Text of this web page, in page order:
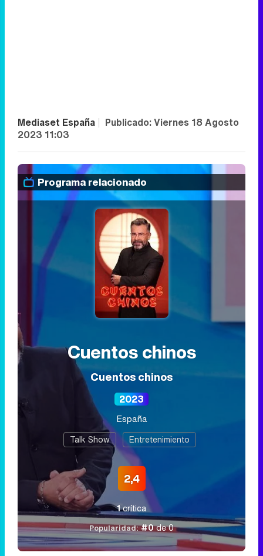
Mediaset España | Publicado:Viernes 18 Agosto
2023 11:03
Programa relacionado
Cuentos chinos
Cuentos chinos
2023
España
Talk Show Entretenimiento
2,4
1crítica
Popularidad: #0de 0